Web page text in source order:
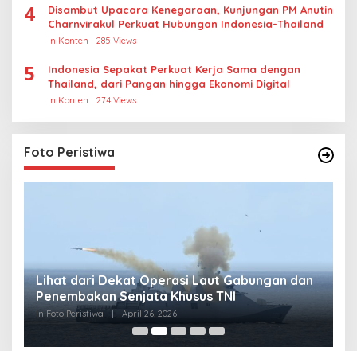
4
Disambut Upacara Kenegaraan, Kunjungan PM Anutin
Charnvirakul Perkuat Hubungan Indonesia-Thailand
In Konten 285 Views
5
Indonesia Sepakat Perkuat Kerja Sama dengan
Thailand, dari Pangan hingga Ekonomi Digital
In Konten 274 Views
Foto Peristiwa
Lihat dari Dekat Operasi Laut Gabungan dan
Penembakan Senjata Khusus TNI
In Foto Peristiwa | April 26, 2026